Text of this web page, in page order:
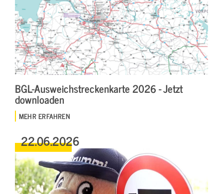
BGL-Ausweichstreckenkarte 2026 - Jetzt
downloaden
MEHR ERFAHREN
22.06.2026